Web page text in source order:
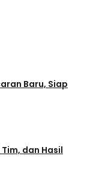
Baru, Siap
dan Hasil